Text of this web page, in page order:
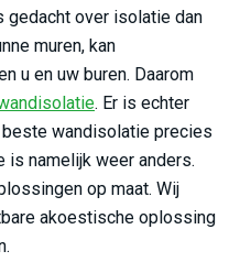
gedacht over isolatie dan
muren, kan
u en uw buren. Daarom
. Er is echter
wandisolatie precies
is namelijk weer anders.
op maat. Wij
akoestische oplossing